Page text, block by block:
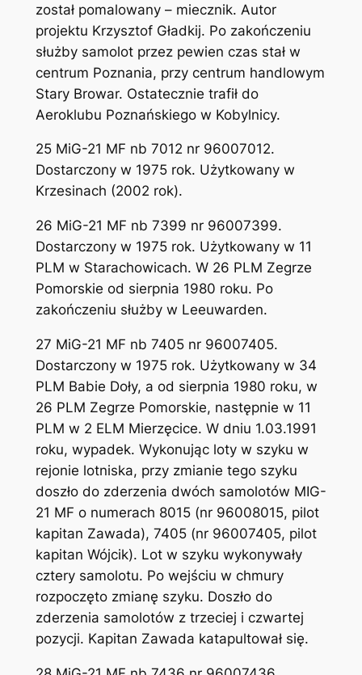
został pomalowany – miecznik. Autor
projektu Krzysztof Gładkij. Po zakończeniu
służby samolot przez pewien czas stał w
centrum Poznania, przy centrum handlowym
Stary Browar. Ostatecznie trafił do
Aeroklubu Poznańskiego w Kobylnicy.
25 MiG-21 MF nb 7012 nr 96007012.
Dostarczony w 1975 rok. Użytkowany w
Krzesinach (2002 rok).
26 MiG-21 MF nb 7399 nr 96007399.
Dostarczony w 1975 rok. Użytkowany w 11
PLM w Starachowicach. W 26 PLM Zegrze
Pomorskie od sierpnia 1980 roku. Po
zakończeniu służby w Leeuwarden.
27 MiG-21 MF nb 7405 nr 96007405.
Dostarczony w 1975 rok. Użytkowany w 34
PLM Babie Doły, a od sierpnia 1980 roku, w
26 PLM Zegrze Pomorskie, następnie w 11
PLM w 2 ELM Mierzęcice. W dniu 1.03.1991
roku, wypadek. Wykonując loty w szyku w
rejonie lotniska, przy zmianie tego szyku
doszło do zderzenia dwóch samolotów MIG-
21 MF o numerach 8015 (nr 96008015, pilot
kapitan Zawada), 7405 (nr 96007405, pilot
kapitan Wójcik). Lot w szyku wykonywały
cztery samolotu. Po wejściu w chmury
rozpoczęto zmianę szyku. Doszło do
zderzenia samolotów z trzeciej i czwartej
pozycji. Kapitan Zawada katapultował się.